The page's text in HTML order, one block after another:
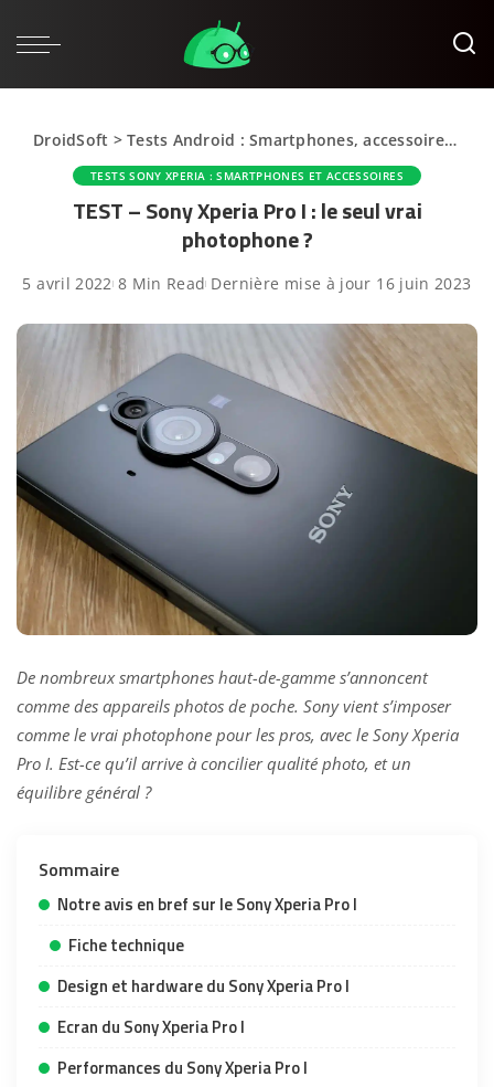
DroidSoft >Tests Android : Smartphones, accessoires et applications
TESTS SONY XPERIA : SMARTPHONES ET ACCESSOIRES
TEST – Sony Xperia Pro I : le seul vrai
photophone ?
5 avril 2022 8 Min Read Dernière mise à jour 16 juin 2023
De nombreux smartphones haut-de-gamme s’annoncent
comme des appareils photos de poche. Sony vient s’imposer
comme le vrai photophone pour les pros, avec le Sony Xperia
Pro I. Est-ce qu’il arrive à concilier qualité photo, et un
équilibre général ?
Sommaire
Notre avis en bref sur le Sony Xperia Pro I
Fiche technique
Design et hardware du Sony Xperia Pro I
Ecran du Sony Xperia Pro I
Performances du Sony Xperia Pro I